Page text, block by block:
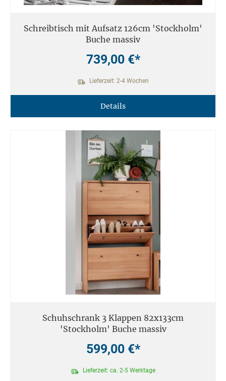
Schreibtisch mit Aufsatz 126cm 'Stockholm'
Buche massiv
739,00 €*
Lieferzeit: 2-4 Wochen
Details
Schuhschrank 3 Klappen 82x133cm
'Stockholm' Buche massiv
599,00 €*
Lieferzeit: ca. 2-5 Werktage